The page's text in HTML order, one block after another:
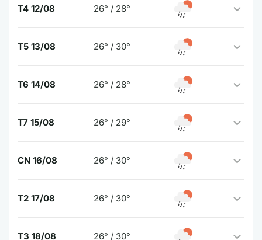
T4 12/08 26° / 28°
T5 13/08 26° / 30°
T6 14/08 26° / 28°
T7 15/08 26° / 29°
CN 16/08 26° / 30°
T2 17/08 26° / 30°
T3 18/08 26° / 30°